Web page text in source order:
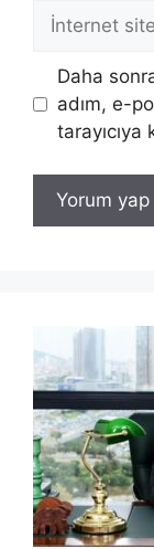
İnternet
Daha
adım, e-